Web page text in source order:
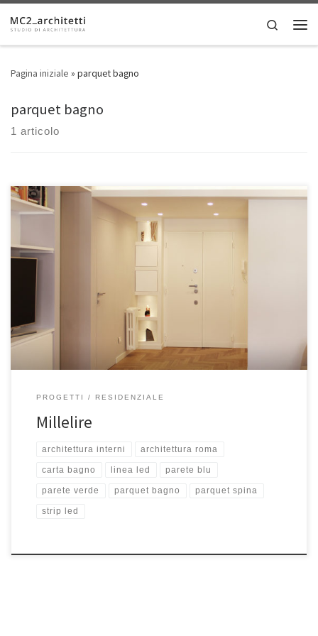
Skip to content
Search
Pagina iniziale » parquet bagno
parquet bagno
1 articolo
• Luogo: Roma, Italia • Dimensioni: 100 mq Linee geometriche, carte
da parati e attenzione all’illuminazione caratterizzano questo
moderno appartamento romano, che ambisce all’open space pur
mantenendo un’invisibile linea di separazione tra il soggiorno e le
zone a servizi. La zona giorno dell’immobile si distingue per
PROGETTI RESIDENZIALE
Millelire
architettura interni architettura roma
carta bagno linea led parete blu
parete verde parquet bagno parquet spina
strip led